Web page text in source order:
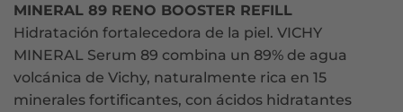
MINERAL 89 RENO BOOSTER REFILL
Hidratación fortalecedora de la piel. VICHY
MINERAL Serum 89 combina un 89% de agua
volcánica de Vichy, naturalmente rica en 15
minerales fortificantes, con ácidos hidratantes